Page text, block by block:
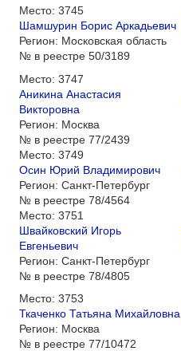
Место: 3745
Шамшурин Борис Аркадьевич
Регион: Московская область
№ в реестре 50/3189
Место: 3747
Аникина Анастасия
Викторовна
Регион: Москва
№ в реестре 77/2439
Место: 3749
Осин Юрий Владимирович
Регион: Санкт-Петербург
№ в реестре 78/4564
Место: 3751
Швайковский Игорь
Евгеньевич
Регион: Санкт-Петербург
№ в реестре 78/4805
Место: 3753
Ткаченко Татьяна Михайловна
Регион: Москва
№ в реестре 77/10472